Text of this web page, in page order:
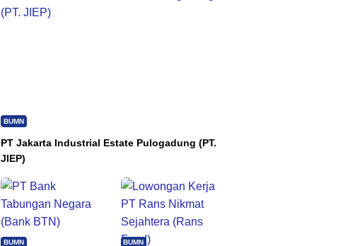
BUMN
PT Jakarta Industrial Estate Pulogadung (PT.
JIEP)
BUMN BUMN